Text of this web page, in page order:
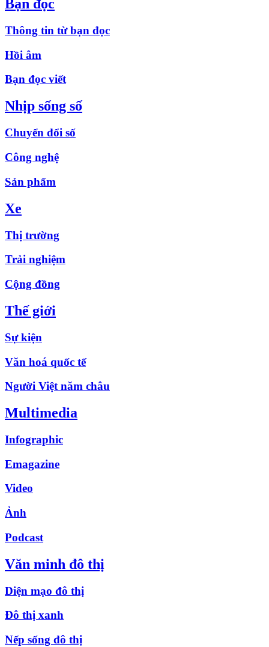
Bạn đọc
Thông tin từ bạn đọc
Hồi âm
Bạn đọc viết
Nhịp sống số
Chuyển đổi số
Công nghệ
Sản phẩm
Xe
Thị trường
Trải nghiệm
Cộng đồng
Thế giới
Sự kiện
Văn hoá quốc tế
Người Việt năm châu
Multimedia
Infographic
Emagazine
Video
Ảnh
Podcast
Văn minh đô thị
Diện mạo đô thị
Đô thị xanh
Nếp sống đô thị